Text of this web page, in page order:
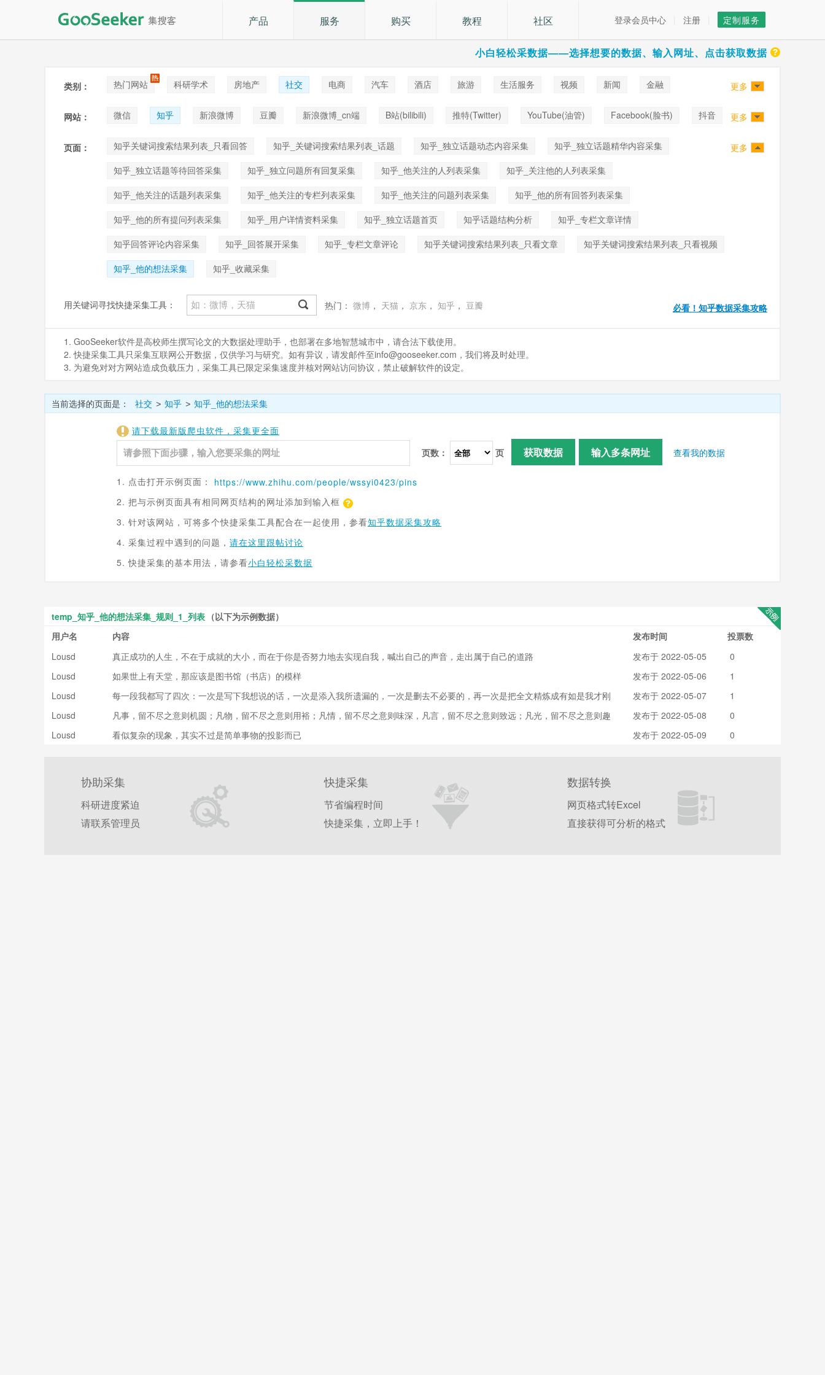
产品 服务 购买 教程 社区 登录会员中心 注册 定制服务
小白轻松采数据——选择想要的数据、输入网址、点击获取数据
类别： 热门网站 科研学术 房地产 社交 电商 汽车 酒店 旅游 生活服务 视频 新闻
金融
论坛贴吧
招聘 拍卖 音乐
更多
网站： 微信 知乎 新浪微博 豆瓣 新浪微博_cn端 B站(bilibili) 推特(Twitter) YouTube(油管) Facebook(脸书)
抖音
快手
喜马拉雅 小红书
更多
页面： 知乎关键词搜索结果列表_只看回答 知乎_关键词搜索结果列表_话题 知乎_独立话题动态内容采集
知乎_独立话题精华内容采集
知乎_独立话题等待回答采集
知乎_独立问题所有回复采集 知乎_他关注的人列表采集
知乎_关注他的人列表采集
知乎_他关注的话题列表采集
知乎_他关注的专栏列表采集 知乎_他关注的问题列表采集
知乎_他的所有回答列表采集
知乎_他的所有提问列表采集
知乎_用户详情资料采集 知乎_独立话题首页 知乎话题结构分析
知乎_专栏文章详情
知乎回答评论内容采集
知乎_回答展开采集 知乎_专栏文章评论 知乎关键词搜索结果列表_只看文章
知乎关键词搜索结果列表_只看视频
知乎_他的想法采集
知乎_收藏采集
更多
用关键词寻找快捷采集工具： 热门： 微博 ， 天猫 ， 京东 ， 知乎 ， 豆瓣 必看！知乎数据采集攻略
1. GooSeeker软件是高校师生撰写论文的大数据处理助手，也部署在多地智慧城市中，请合法下载使用。
2. 快捷采集工具只采集互联网公开数据，仅供学习与研究。如有异议，请发邮件至info@gooseeker.com，我们将及时处理。
3. 为避免对对方网站造成负载压力，采集工具已限定采集速度并核对网站访问协议，禁止破解软件的设定。
当前选择的页面是： 社交 > 知乎 > 知乎_他的想法采集
请下载最新版爬虫软件，采集更全面
页数：
页 获取数据 输入多条网址 查看我的数据
1. 点击打开示例页面： https://www.zhihu.com/people/wssyi0423/pins
2. 把与示例页面具有相同网页结构的网址添加到输入框
3. 针对该网站，可将多个快捷采集工具配合在一起使用，参看知乎数据采集攻略
4. 采集过程中遇到的问题， 请在这里跟帖讨论
5. 快捷采集的基本用法，请参看小白轻松采数据
temp_知乎_他的想法采集_规则_1_列表 （以下为示例数据）
用户名
内容 发布时间
投票数
Lousd
真正成功的人生，不在于成就的大小，而在于你是否努力地去实现自我，喊出自己的声音，走出属于自己的道路
发布于 2022-05-05
​ 0
Lousd
如果世上有天堂，那应该是图书馆（书店）的模样
发布于 2022-05-06
​ 1
Lousd
每一段我都写了四次：一次是写下我想说的话，一次是添入我所遗漏的，一次是删去不必要的，再一次是把全文精炼成有如是我才刚
想到的一般。——阿林汉
发布于 2022-05-07
​ 1
Lousd
凡事，留不尽之意则机圆；凡物，留不尽之意则用裕；凡情，留不尽之意则味深，凡言，留不尽之意则致远；凡光，留不尽之意则趣
多，凡才，留不尽之意则神满。
发布于 2022-05-08
​ 0
Lousd
看似复杂的现象，其实不过是简单事物的投影而已
发布于 2022-05-09
​ 0
协助采集
科研进度紧迫
请联系管理员
快捷采集
节省编程时间
快捷采集，立即上手！
数据转换
网页格式转Excel
直接获得可分析的格式